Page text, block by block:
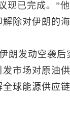
现已完成。”
除对伊朗的
朗发动空袭
市场对原油
球能源供应